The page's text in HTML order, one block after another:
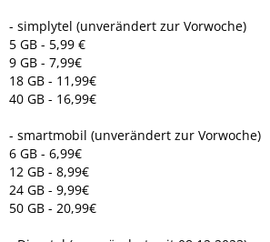
- simplytel (unverändert zur Vorwoche)
5 GB - 5,99 €
9 GB - 7,99€
18 GB - 11,99€
40 GB - 16,99€
- smartmobil (unverändert zur Vorwoche)
6 GB - 6,99€
12 GB - 8,99€
24 GB - 9,99€
50 GB - 20,99€